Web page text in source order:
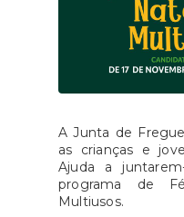
A Junta de
as crianças e
Ajuda a
programa de
Multiusos.